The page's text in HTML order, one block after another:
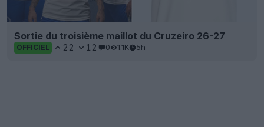
Sortie du troisième maillot du Cruzeiro 26-27
OFFICIEL 22 12 0 1.1K 5h